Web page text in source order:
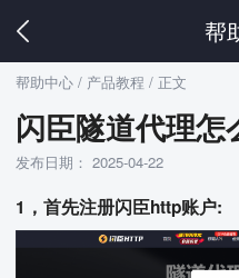
帮
帮助中心 / 产品教程 / 正文
闪臣隧道代理怎
发布日期： 2025-04-22
1，首先注册闪臣http账户: